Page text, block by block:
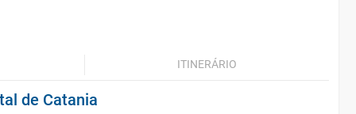
ITINERÁRIO
de Catania